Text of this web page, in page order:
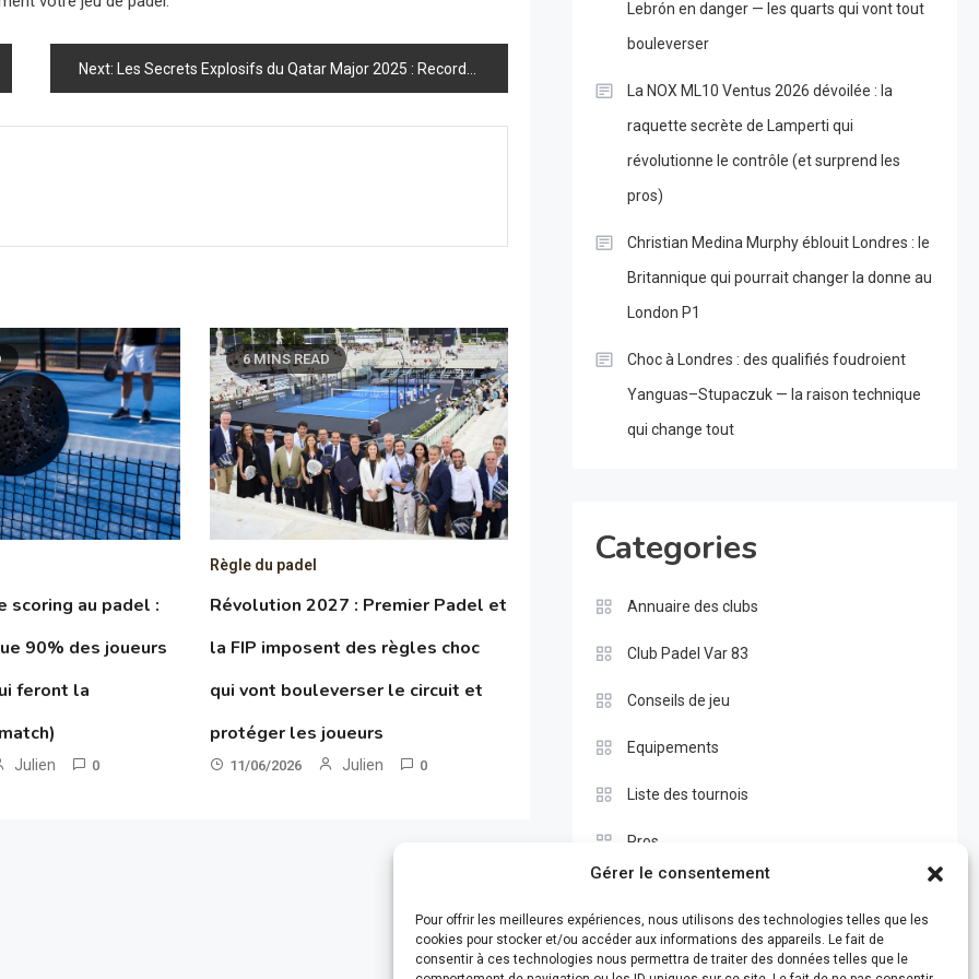
Gérer le consentement
Pour offrir les meilleures expériences, nous utilisons des technologies telles que les
cookies pour stocker et/ou accéder aux informations des appareils. Le fait de
consentir à ces technologies nous permettra de traiter des données telles que le
Next: Les Secrets Explosifs du Qatar Major 2025 : Records Brisés et Dominations Inattendues !
scoring au padel :
90% des joueurs
feront la
Julien 0
6 MINS READ
Règle du padel
Révolution 2027 : Premier Padel et
la FIP imposent des règles choc
qui vont bouleverser le circuit et
protéger les joueurs
11/06/2026 Julien 0
Lebrón en danger — les quarts qui vont tout
bouleverser
La NOX ML10 Ventus 2026 dévoilée : la
raquette secrète de Lamperti qui
révolutionne le contrôle (et surprend les
pros)
Christian Medina Murphy éblouit Londres : le
Britannique qui pourrait changer la donne au
London P1
Choc à Londres : des qualifiés foudroient
Yanguas–Stupaczuk — la raison technique
qui change tout
Categories
Annuaire des clubs
Club Padel Var 83
Conseils de jeu
Equipements
Liste des tournois
Pros
Test